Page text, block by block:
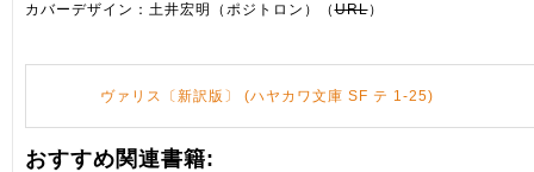
カバーデザイン：土井宏明（ポジトロン）（URL）
ヴァリス〔新訳版〕 (ハヤカワ文庫 SF テ 1-25)
おすすめ関連書籍: